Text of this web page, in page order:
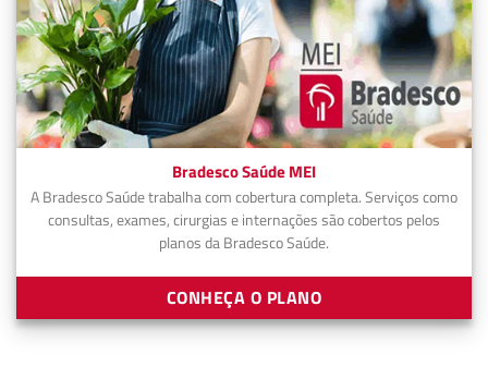
Bradesco Saúde MEI
A Bradesco Saúde trabalha com cobertura completa. Serviços como
consultas, exames, cirurgias e internações são cobertos pelos
planos da Bradesco Saúde.
CONHEÇA O PLANO